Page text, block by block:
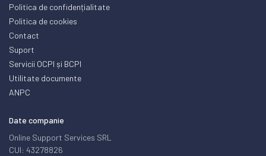
Politica de confidențialitate
Politica de cookies
Contact
Suport
Servicii OCPI și BCPI
Utilitate documente
ANPC
Date companie
Online Support Services SRL
CUI: 43278826